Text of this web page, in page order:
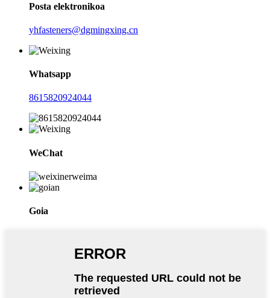
Posta elektronikoa
yhfasteners@dgmingxing.cn
Whatsapp
8615820924044
WeChat
Goia